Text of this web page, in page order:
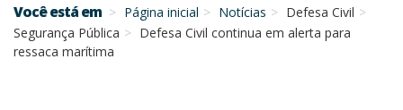
Você está em Página inicial Notícias
Defesa Civil
Segurança Pública
Defesa Civil continua em alerta para
ressaca marítima